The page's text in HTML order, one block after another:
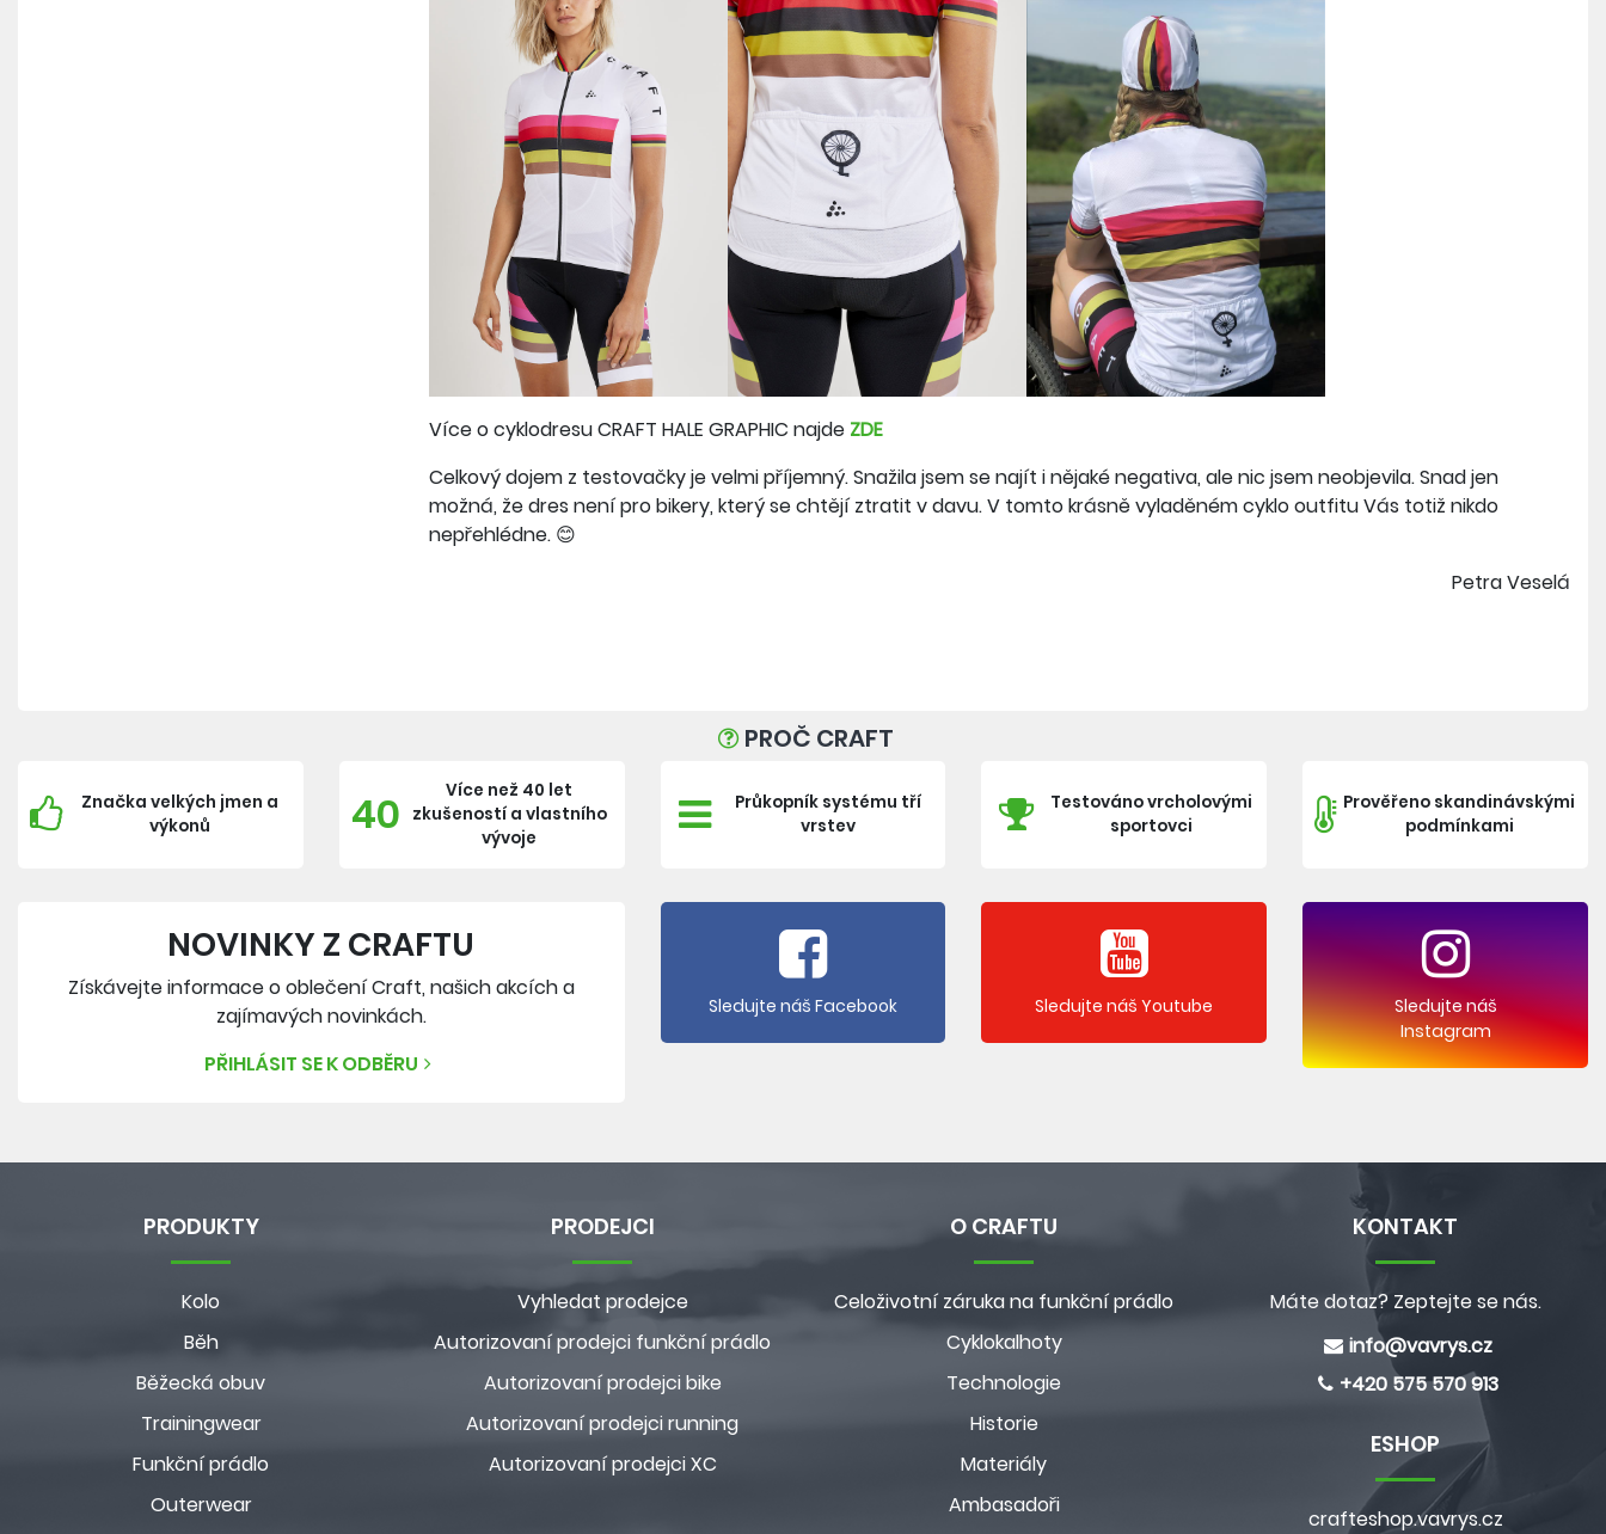
Více o cyklodresu CRAFT HALE GRAPHIC najde ZDE
Celkový dojem z testovačky je velmi příjemný. Snažila jsem se najít i nějaké negativa, ale nic jsem neobjevila. Snad jen
možná, že dres není pro bikery, který se chtějí ztratit v davu. V tomto krásně vyladěném cyklo outfitu Vás totiž nikdo
nepřehlédne. 😊
Petra Veselá
PROČ CRAFT
Značka velkých jmen a
výkonů
40
Více než 40 let
zkušeností a vlastního
vývoje
Průkopník systému tří
vrstev
Testováno vrcholovými
sportovci
Prověřeno skandinávskými
podmínkami
NOVINKY Z CRAFTU
Získávejte informace o oblečení Craft, našich akcích a
zajímavých novinkách.
PŘIHLÁSIT SE K ODBĚRU
Sledujte náš Facebook Sledujte náš Youtube
Sledujte náš
Instagram
PRODUKTY
Kolo
Běh
Běžecká obuv
Trainingwear
Funkční prádlo
Outerwear
PRODEJCI
Vyhledat prodejce
Autorizovaní prodejci funkční prádlo
Autorizovaní prodejci bike
Autorizovaní prodejci running
Autorizovaní prodejci XC
O CRAFTU
Celoživotní záruka na funkční prádlo
Cyklokalhoty
Technologie
Historie
Materiály
Ambasadoři
KONTAKT
Máte dotaz? Zeptejte se nás.
info@vavrys.cz
+420 575 570 913
ESHOP
crafteshop.vavrys.cz